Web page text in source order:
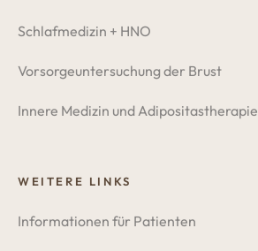
Schlafmedizin + HNO
Vorsorgeuntersuchung der Brust
Innere Medizin und Adipositastherapie
WEITERE LINKS
Informationen für Patienten